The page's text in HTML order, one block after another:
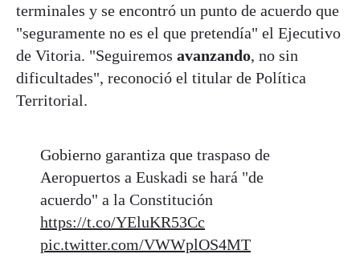
terminales y se encontró un punto de acuerdo que
"seguramente no es el que pretendía" el Ejecutivo
de Vitoria. "Seguiremos avanzando, no sin
dificultades", reconoció el titular de Política
Territorial.
Gobierno garantiza que traspaso de
Aeropuertos a Euskadi se hará "de
acuerdo" a la Constitución
https://t.co/YEluKR53Cc
pic.twitter.com/VWWplOS4MT